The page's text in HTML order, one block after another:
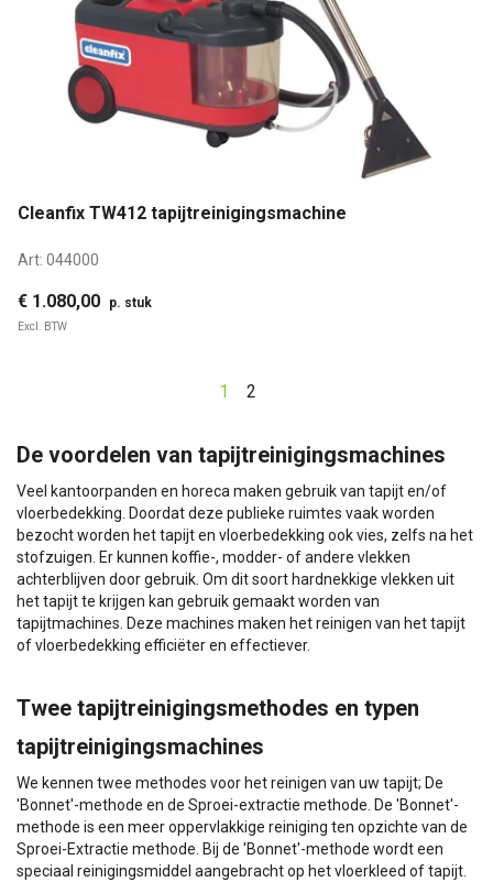
Cleanfix TW412 tapijtreinigingsmachine
Art: 044000
€ 1.080,00 p. stuk
Excl. BTW
1 2
De voordelen van tapijtreinigingsmachines
Veel kantoorpanden en horeca maken gebruik van tapijt en/of
vloerbedekking. Doordat deze publieke ruimtes vaak worden
bezocht worden het tapijt en vloerbedekking ook vies, zelfs na het
stofzuigen. Er kunnen koffie-, modder- of andere vlekken
achterblijven door gebruik. Om dit soort hardnekkige vlekken uit
het tapijt te krijgen kan gebruik gemaakt worden van
tapijtmachines. Deze machines maken het reinigen van het tapijt
of vloerbedekking efficiëter en effectiever.
Twee tapijtreinigingsmethodes en typen
tapijtreinigingsmachines
We kennen twee methodes voor het reinigen van uw tapijt; De
'Bonnet'-methode en de Sproei-extractie methode. De 'Bonnet'-
methode is een meer oppervlakkige reiniging ten opzichte van de
Sproei-Extractie methode. Bij de 'Bonnet'-methode wordt een
speciaal reinigingsmiddel aangebracht op het vloerkleed of tapijt.